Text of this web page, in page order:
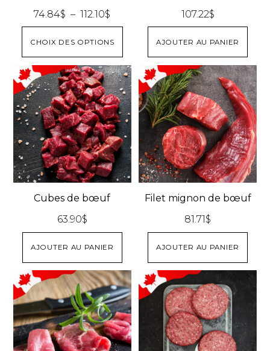
74.84$ – 112.10$
de
prix :
74.84$
à
112.10$
CHOIX DES OPTIONS
a
plusieurs
variations.
Les
options
peuvent
être
choisies
produit
107.22$
AJOUTER AU PANIER
Cubes de bœuf
63.90$
AJOUTER AU PANIER
Filet mignon de bœuf
81.71$
AJOUTER AU PANIER